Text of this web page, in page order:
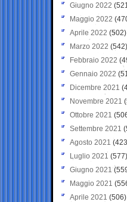
Giugno 2022
Maggio 2022
Aprile 2022 (502)
Marzo 2022 (542)
Febbraio 2022
Gennaio 2022
Dicembre 2021
Novembre 2021
Ottobre 2021
Settembre 2021
Agosto 2021
Luglio 2021 (577)
Giugno 2021
Maggio 2021
Aprile 2021 (506)